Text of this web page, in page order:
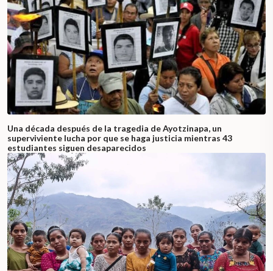
Una década después de la tragedia de Ayotzinapa, un
superviviente lucha por que se haga justicia mientras 43
estudiantes siguen desaparecidos